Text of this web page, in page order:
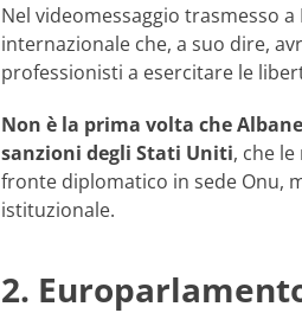
Nel videomessaggio trasmesso
internazionale che, a suo dire,
professionisti a esercitare le
Non è la prima volta che
sanzioni degli Stati Uniti, che
fronte diplomatico in sede Onu,
istituzionale.
2.